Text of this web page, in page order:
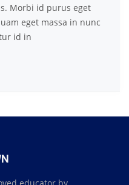
Morbi id purus eget
eget massa in nunc
id in